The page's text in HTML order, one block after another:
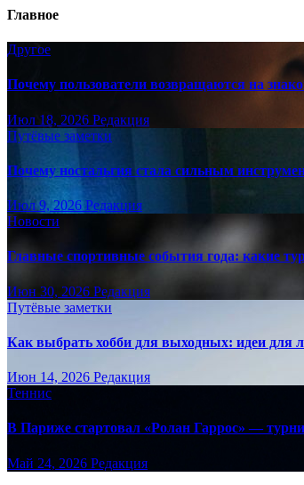
Главное
Другое
Почему пользователи возвращаются на
Июл 18, 2026 Редакция
Путёвые заметки
Почему ностальгия стала сильным
Июл 9, 2026 Редакция
Новости
Главные спортивные события года: какие
Июн 30, 2026 Редакция
Путёвые заметки
Как выбрать хобби для выходных: идеи для
Июн 14, 2026 Редакция
Теннис
В Париже стартовал «Ролан Гаррос» —
Май 24, 2026 Редакция